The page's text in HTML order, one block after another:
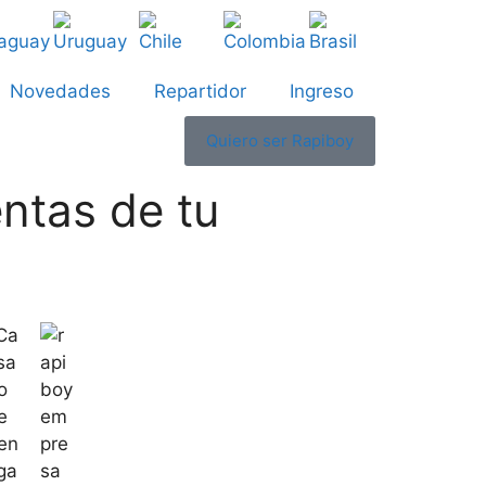
Novedades Repartidor Ingreso
Quiero ser Rapiboy
de tu